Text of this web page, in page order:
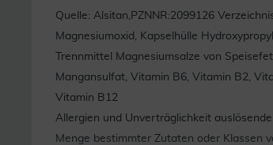
Quelle: Alsitan,PZNNR:2099126
Magnesiumoxid, Kapselhülle
Trennmittel Magnesiumsalze von
Mangansulfat, Vitamin B6, Vitamin B2,
Vitamin B12
Allergien und Unverträglichkeit
Menge bestimmter Zutaten oder Klassen